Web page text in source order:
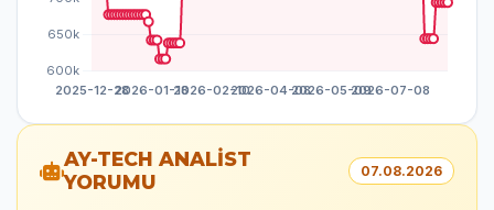
AY-TECH ANALİST
YORUMU
07.08.2026